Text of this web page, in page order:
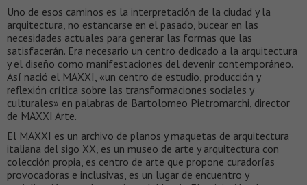
Uno de esos caminos es la interpretación de la ciudad y la
arquitectura, no estancarse en el pasado, bucear en las
necesidades actuales para generar las formas que las
satisfacerán. Era necesario un centro dedicado a la arquitectura
y el diseño como manifestaciones del devenir contemporáneo.
Así nació el MAXXI, «un centro de estudio, producción y
reflexión crítica sobre las transformaciones sociales y
culturales» en palabras de Bartolomeo Pietromarchi, director
de MAXXI Arte.
El MAXXI es un archivo de planos y maquetas de arquitectura
italiana del sigo XX, es un museo de arte y arquitectura con
colección propia, es centro de arte que propone curadorías
provocadoras e inclusivas, es un lugar de encuentro y